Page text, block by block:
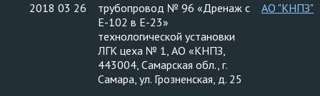
2018 03 26
трубопровод № 96 «Дренаж с
Е-102 в Е-23»
технологической установки
ЛГК цеха № 1, АО «КНПЗ,
443004, Самарская обл., г.
Самара, ул. Грозненская, д. 25
АО "КНПЗ"